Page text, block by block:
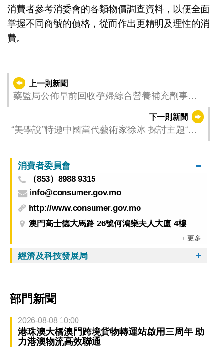
消費者參考消委會的各類物價調查資料，以便全面
掌握不同商號的價格，從而作出更精明及理性的消
費。
上一則新聞
藥監局公佈早前回收孕婦綜合營養補充劑事件
下一則新聞
“美學說”特邀中國當代藝術家徐冰 探討主題“失
消費者委員會
（853）8988 9315
info@consumer.gov.mo
http://www.consumer.gov.mo
澳門高士德大馬路 26號何鴻燊夫人大廈 4樓
+ 更多
經濟及科技發展局
部門新聞
2026-08-08 10:00
港珠澳大橋澳門跨境貨物轉運站啟用三周年 助
力港澳物流高效聯通